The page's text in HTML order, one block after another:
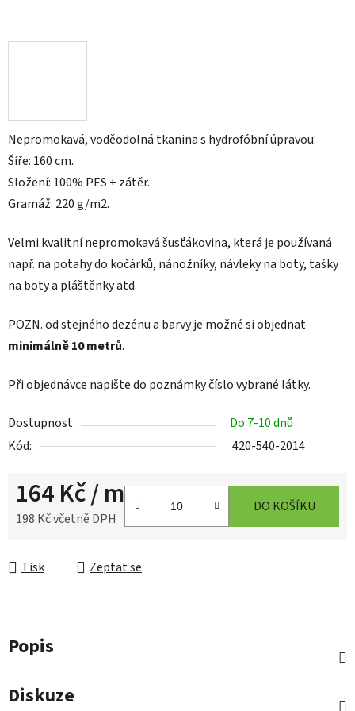
Nepromokavá, voděodolná tkanina s hydrofóbní úpravou.
Šíře: 160 cm.
Složení: 100% PES + zátěr.
Gramáž: 220 g/m2.
Velmi kvalitní nepromokavá šusťákovina, která je používaná
např. na potahy do kočárků, nánožníky, návleky na boty, tašky
na boty a pláštěnky atd.
POZN.od stejného dezénu a barvy je možné si objednat
minimálně 10 metrů.
Při objednávce napište do poznámky číslo vybrané látky.
Dostupnost
Do 7-10 dnů
Kód:
420-540-2014
164 Kč/ m
198 Kč včetně DPH
DO KOŠÍKU
Tisk Zeptat se
Popis
Diskuze